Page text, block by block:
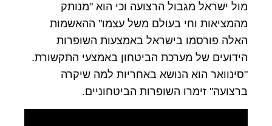
מול ישראל מגבול הרצועה וכי הוא "מנותק
מהמציאות וחי בעולם משל עצמו" ההאשמות
האלה פורסמו בישראל באמצעות השופרות
הידועים של מערכת הביטחון באמצעי התקשורת.
"סינוואר הוא הנושא באחריות למה שיקרה
ברצועה" זימרו השופרות הביטחוניים.